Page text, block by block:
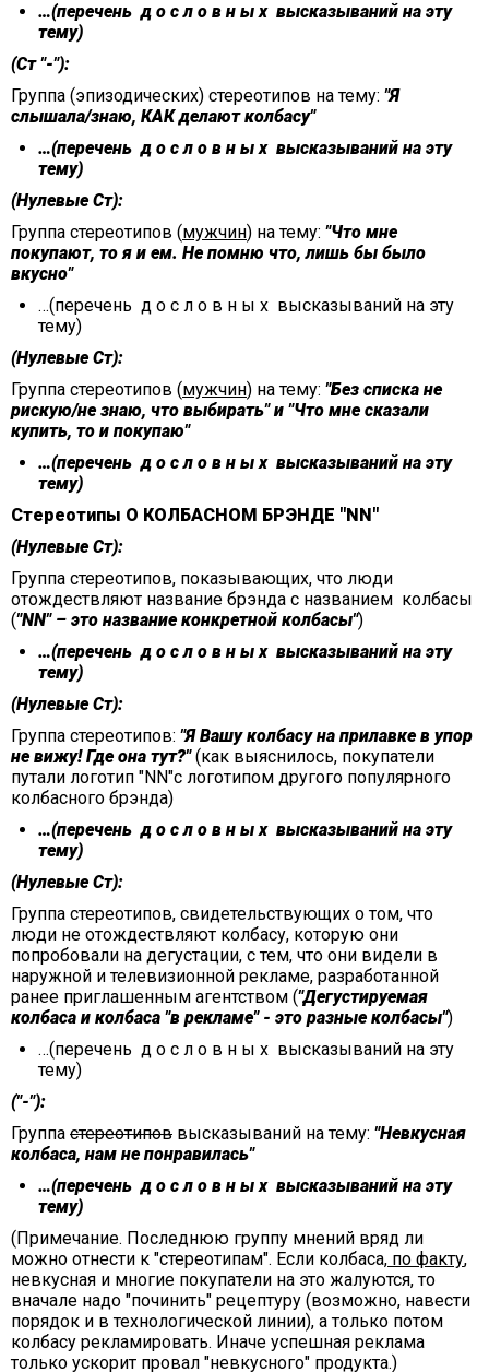
…(перечень д о с л о в н ы х высказываний на эту
тему)
(Ст "-"):
Группа (эпизодических) стереотипов на тему: "Я
слышала/знаю, КАК делают колбасу"
…(перечень д о с л о в н ы х высказываний на эту
тему)
(Нулевые Ст):
Группа стереотипов (мужчин) на тему: "Что мне
покупают, то я и ем. Не помню что, лишь бы было
вкусно"
…(перечень д о с л о в н ы х высказываний на эту
тему)
(Нулевые Ст):
Группа стереотипов (мужчин) на тему: "Без списка не
рискую/не знаю, что выбирать" и "Что мне сказали
купить, то и покупаю"
…(перечень д о с л о в н ы х высказываний на эту
тему)
Стереотипы О КОЛБАСНОМ БРЭНДЕ "NN"
(Нулевые Ст):
Группа стереотипов, показывающих, что люди
отождествляют название брэнда с названием колбасы
("NN" – это название конкретной колбасы")
…(перечень д о с л о в н ы х высказываний на эту
тему)
(Нулевые Ст):
Группа стереотипов: "Я Вашу колбасу на прилавке в упор
не вижу! Где она тут?"(как выяснилось, покупатели
путали логотип "NN"с логотипом другого популярного
колбасного брэнда)
…(перечень д о с л о в н ы х высказываний на эту
тему)
(Нулевые Ст):
Группа стереотипов, свидетельствующих о том, что
люди не отождествляют колбасу, которую они
попробовали на дегустации, с тем, что они видели в
наружной и телевизионной рекламе, разработанной
ранее приглашенным агентством ("Дегустируемая
колбаса и колбаса "в рекламе" - это разные колбасы")
…(перечень д о с л о в н ы х высказываний на эту
тему)
("-"):
Группа стереотипов высказываний на тему: "Невкусная
колбаса, нам не понравилась"
…(перечень д о с л о в н ы х высказываний на эту
тему)
(Примечание. Последнюю группу мнений вряд ли
можно отнести к "стереотипам". Если колбаса, по факту,
невкусная и многие покупатели на это жалуются, то
вначале надо "починить" рецептуру (возможно, навести
порядок и в технологической линии), а только потом
колбасу рекламировать. Иначе успешная реклама
только ускорит провал "невкусного" продукта.)